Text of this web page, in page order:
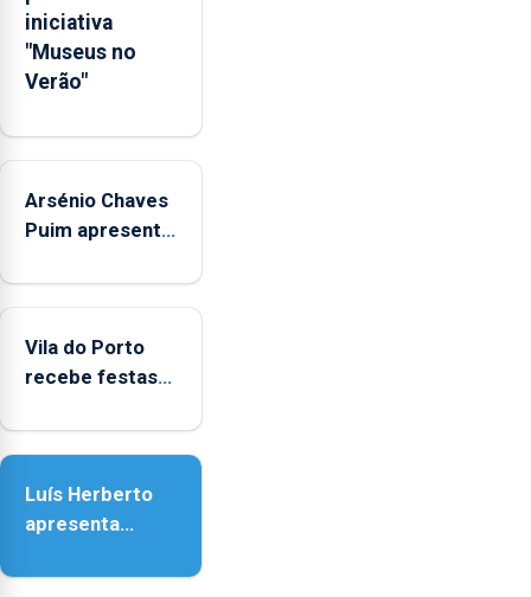
Regional.
iniciativa
"Museus no
Verão"
Arsénio Chaves
Puim apresenta
Biblioteca de
Vila do Porto
recebe festas
Nossa Senhora
Luís Herberto
apresenta
Paisagem’